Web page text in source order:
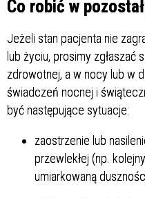
Co robić w
Jeżeli stan pacjenta nie
lub życiu, prosimy zgłaszać
zdrowotnej, a w nocy lub w
świadczeń nocnej i
być następujące sytuacje:
zaostrzenie lub
przewlekłej (np.
umiarkowaną